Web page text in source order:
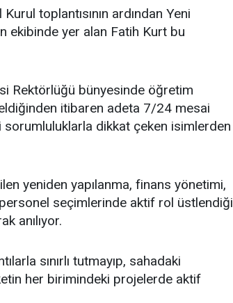
toplantısının ardından Yeni
ekibinde yer alan Fatih Kurt bu
Rektörlüğü bünyesinde öğretim
itibaren adeta 7/24 mesai
dikkat çeken isimlerden
yeniden yapılanma, finans yönetimi,
seçimlerinde aktif rol üstlendiği
anılıyor.
sınırlı tutmayıp, sahadaki
her birimindeki projelerde aktif